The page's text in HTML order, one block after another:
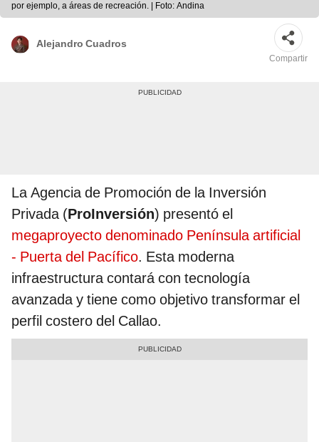
por ejemplo, a áreas de recreación. | Foto: Andina
Alejandro Cuadros
Compartir
La Agencia de Promoción de la Inversión
Privada (ProInversión) presentó el
megaproyecto denominado Península artificial
- Puerta del Pacífico. Esta moderna
infraestructura contará con tecnología
avanzada y tiene como objetivo transformar el
perfil costero del Callao.